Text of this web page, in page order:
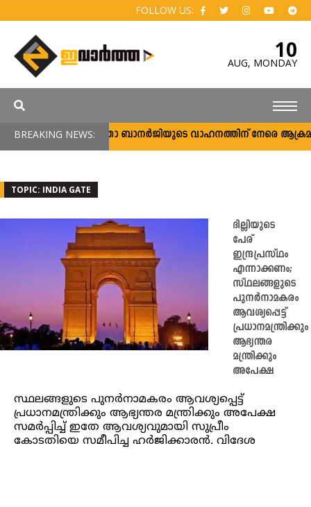
FOLLOW US:
10
AUG, MONDAY
BREAKING NEWS:മമതാ ബാനര്‍ജിയുടെ വാഹനത്തിന് നേരെ
TOPIC: INDIA GATE
ദില്ലിയുടെ
പേര്
ഇന്ദ്രപ്രസ്ഥം
എന്നാക്കണം;
സ്ഥലങ്ങളുടെ
പുനര്‍നാമകരം
ആവശ്യപ്പെട്ട്
പ്രധാനമന്ത്രിക്കും
ആഭ്യന്തര
മന്ത്രിക്കും
അപേക്ഷ
സ്ഥലങ്ങളുടെ പുനര്‍നാമകരം ആവശ്യപ്പെട്ട്
പ്രധാനമന്ത്രിക്കും ആഭ്യന്തര മന്ത്രിക്കും അപേക്ഷ
സമര്‍പ്പിച്ച്‌ ഇതേ ആവശ്യവുമായി സുപ്രീം
കോടതിയെ സമീപിച്ച ഹര്‍ജിക്കാരന്‍. വിദേശ